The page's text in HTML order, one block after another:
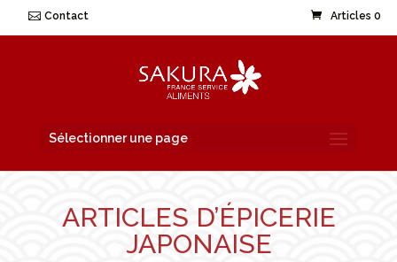
Contact Articles 0
Sélectionner une page
ARTICLES D’ÉPICERIE
JAPONAISE